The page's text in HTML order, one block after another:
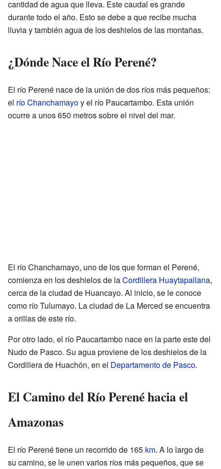
cantidad de agua que lleva. Este caudal es grande
durante todo el año. Esto se debe a que recibe mucha
lluvia y también agua de los deshielos de las montañas.
¿Dónde Nace el Río Perené?
El río Perené nace de la unión de dos ríos más pequeños:
el río Chanchamayoy el río Paucartambo. Esta unión
ocurre a unos 650 metros sobre el nivel del mar.
El río Chanchamayo, uno de los que forman el Perené,
comienza en los deshielos de laCordillera Huaytapallana,
cerca de la ciudad de Huancayo. Al inicio, se le conoce
como río Tulumayo. La ciudad de La Merced se encuentra
a orillas de este río.
Por otro lado, el río Paucartambo nace en la parte este del
Nudo de Pasco. Su agua proviene de los deshielos de la
Cordillera de Huachón, en el Departamento de Pasco.
El Camino del Río Perené hacia el
Amazonas
El río Perené tiene un recorrido de 165 km. A lo largo de
su camino, se le unen varios ríos más pequeños, que se